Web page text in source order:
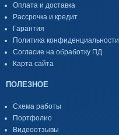
Оплата и доставка
Рассрочка и кредит
Гарантия
Политика конфиденциальности
Согласие на обработку ПД
Карта сайта
ПОЛЕЗНОЕ
Схема работы
Портфолио
Видеоотзывы